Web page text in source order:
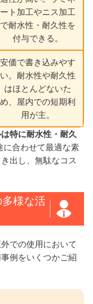
ート加工やニス加工
で耐水性・耐久性を
付与できる。
安価で書き込みやす
い。耐水性や耐久性
はほとんどないた
め、屋内での短期利
用が主。
特に耐水性・耐久
に合わせて最適な素
出し、無駄なコス
様な活
での使用において
例をいくつかご紹